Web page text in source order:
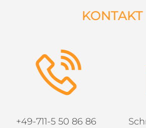
KONTAKT
+49-711-5 50 86 86